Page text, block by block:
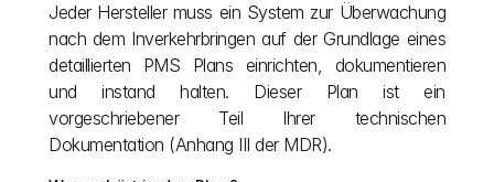
Jeder Hersteller muss ein System zur Überwachung
nach dem Inverkehrbringen auf der Grundlage eines
detaillierten PMS Plans einrichten, dokumentieren
und instand halten. Dieser Plan ist ein
vorgeschriebener Teil Ihrer technischen
Dokumentation (Anhang III der MDR).